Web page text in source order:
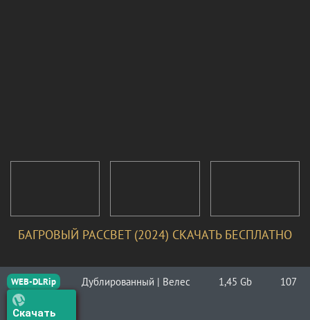
БАГРОВЫЙ РАССВЕТ (2024) СКАЧАТЬ БЕСПЛАТНО
WEB-DLRip Дублированный | Велес 1,45 Gb 107
Скачать